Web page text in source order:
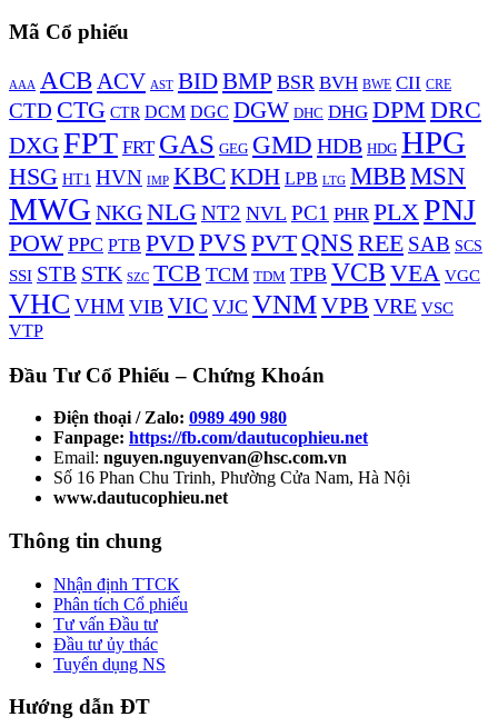
Mã Cổ phiếu
AAA ACB ACV AST BIDBMP BSR BVH BWE CII CRE
CTD CTG CTR DCM DGC DGW DHC DHG DPM DRC
DXGFPT FRT GAS GEG GMD HDB HDG HPG
HSG HT1 HVN IMP KBC KDH LPB LTG MBBMSN
MWG NKGNLGNT2 NVL PC1 PHR PLX PNJ
POW PPC PTB PVD PVS PVT QNS REE SAB SCS
SSI STB STK SZC TCB TCM TDM TPB VCB VEA VGC
VHC VHM VIB VIC VJC VNMVPB VRE VSC
VTP
Đầu Tư Cổ Phiếu – Chứng Khoán
Điện thoại / Zalo: 0989 490 980
Fanpage: https://fb.com/dautucophieu.net
Email: nguyen.nguyenvan@hsc.com.vn
Số 16 Phan Chu Trinh, Phường Cửa Nam, Hà Nội
www.dautucophieu.net
Thông tin chung
Nhận định TTCK
Phân tích Cổ phiếu
Tư vấn Đầu tư
Đầu tư ủy thác
Tuyển dụng NS
Hướng dẫn ĐT